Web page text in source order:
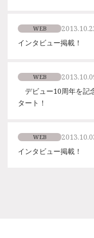
WEB
インタビュー掲載！
WEB
デビュー10周年を記
タート！
WEB
インタビュー掲載！